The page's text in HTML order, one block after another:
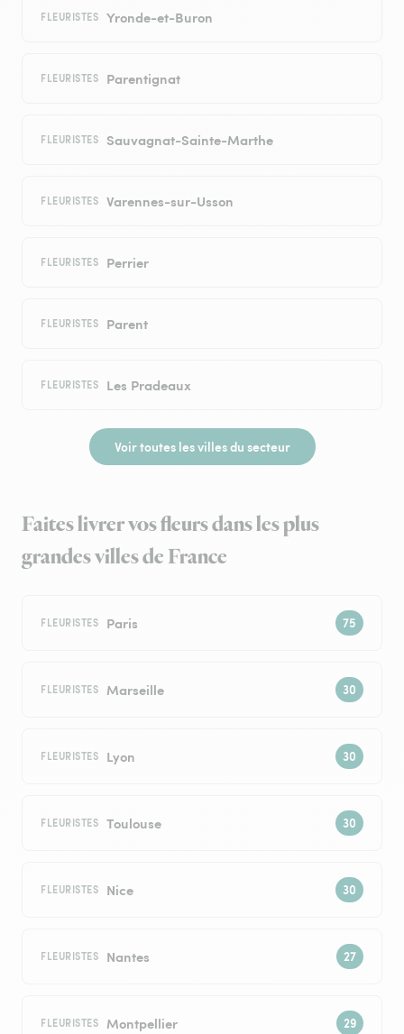
FLEURISTES Yronde-et-Buron
FLEURISTES Parentignat
FLEURISTES Sauvagnat-Sainte-Marthe
FLEURISTES Varennes-sur-Usson
FLEURISTES Perrier
FLEURISTES Parent
FLEURISTES Les Pradeaux
Voir toutes les villes du secteur
Faites livrer vos fleurs dans les plus
grandes villes de France
FLEURISTES Paris
FLEURISTES Marseille
FLEURISTES Lyon
FLEURISTES Toulouse
FLEURISTES Nice
FLEURISTES Nantes
FLEURISTES Montpellier